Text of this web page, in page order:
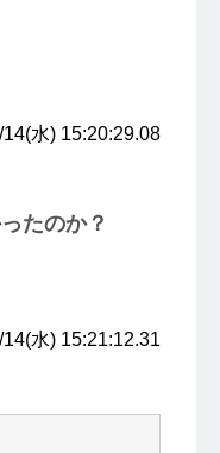
水) 15:20:29.08
たのか？
水) 15:21:12.31